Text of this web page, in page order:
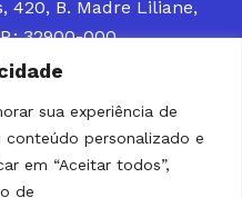
sua experiência de
conteúdo personalizado e
em “Aceitar todos”,
de
420, B. Madre Liliane,
32900-000
ou (31) 9 8309-8660
AÇÕES E SERVIÇOS
A ASSISTÊNCIA À
QUE ATUA, SENDO
CONSORCIADOS NA
ENFRENTADAS POR
O COMPROMISSO DO